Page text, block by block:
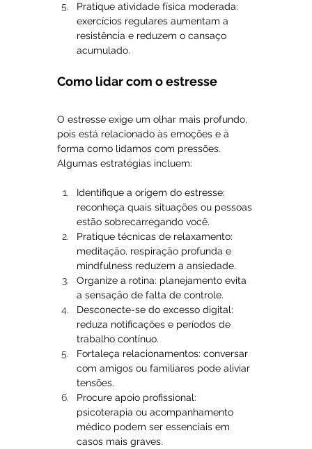
Pratique atividade física moderada:
exercícios regulares aumentam a
resistência e reduzem o cansaço
acumulado.
Como lidar com o estresse
O estresse exige um olhar mais profundo,
pois está relacionado às emoções e à
forma como lidamos com pressões.
Algumas estratégias incluem:
Identifique a origem do estresse:
reconheça quais situações ou pessoas
estão sobrecarregando você.
Pratique técnicas de relaxamento:
meditação, respiração profunda e
mindfulness reduzem a ansiedade.
Organize a rotina: planejamento evita
a sensação de falta de controle.
Desconecte-se do excesso digital:
reduza notificações e períodos de
trabalho contínuo.
Fortaleça relacionamentos: conversar
com amigos ou familiares pode aliviar
tensões.
Procure apoio profissional:
psicoterapia ou acompanhamento
médico podem ser essenciais em
casos mais graves.